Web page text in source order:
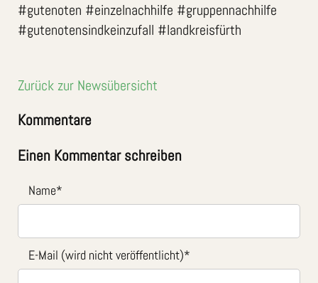
#gutenoten #einzelnachhilfe #gruppennachhilfe
#gutenotensindkeinzufall #landkreisfürth
Zurück zur Newsübersicht
Kommentare
Einen Kommentar schreiben
Name*
E-Mail (wird nicht veröffentlicht)*